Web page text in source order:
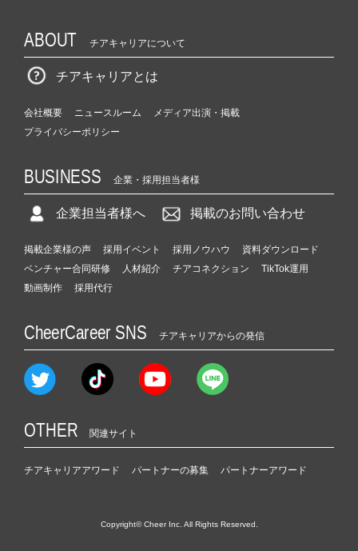
ABOUT チアキャリアについて
チアキャリアとは
会社概要 ニュースルーム
メディア出演・掲載
プライバシーポリシー
BUSINESS 企業・採用担当者様
企業担当者様へ 掲載のお問い合わせ
掲載企業様の声 採用イベント 採用ノウハウ
資料ダウンロード
ベンチャー合同研修
人材紹介 チアコネクション
TikTok運用
動画制作
採用代行
CheerCareer SNS チアキャリアからの発信
OTHER 関連サイト
チアキャリアアワード パートナーの募集 パートナーアワード
Copyright© Cheer Inc. All Rights Reserved.